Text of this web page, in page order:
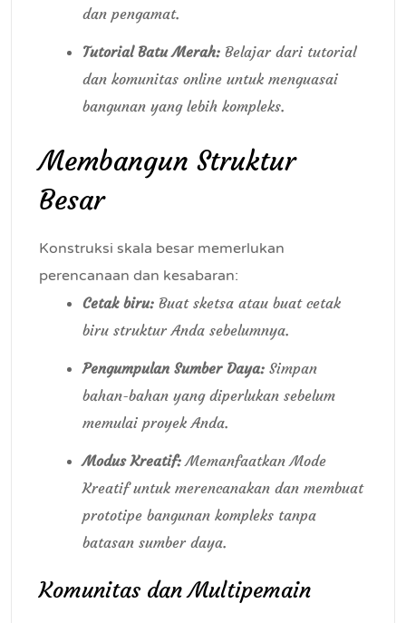
dan pengamat.
Tutorial Batu Merah: Belajar dari tutorial
dan komunitas online untuk menguasai
bangunan yang lebih kompleks.
Membangun Struktur
Besar
Konstruksi skala besar memerlukan
perencanaan dan kesabaran:
Cetak biru: Buat sketsa atau buat cetak
biru struktur Anda sebelumnya.
Pengumpulan Sumber Daya: Simpan
bahan-bahan yang diperlukan sebelum
memulai proyek Anda.
Modus Kreatif:Memanfaatkan Mode
Kreatif untuk merencanakan dan membuat
prototipe bangunan kompleks tanpa
batasan sumber daya.
Komunitas dan Multipemain